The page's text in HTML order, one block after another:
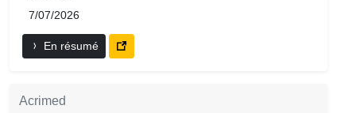
7/07/2026
En résumé
Acrimed